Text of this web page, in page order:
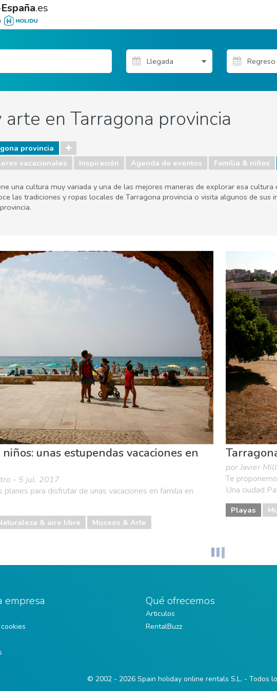
.es
arte en Tarragona provincia
provincia
vacacionales Inspiración Agenda de eventos Familia & niños
una cultura muy variada y una de las mejores maneras de explorar esa
las tradiciones y ropas locales de Tarragona provincia o visita algunos de
Familia & niños Museos & Arte Naturaleza & aire libre
unas estupendas vacaciones en
- 5 jul. 2017
para disfrutar de unas vacaciones en familia en
& aire libre Museos & Arte
por Javier
Te
Una ciudad
Playas
empresa Qué ofrecemos
Articulos
RentalBuzz
© 2002 - 2026 Spain holiday online rentals S.L. - Todos